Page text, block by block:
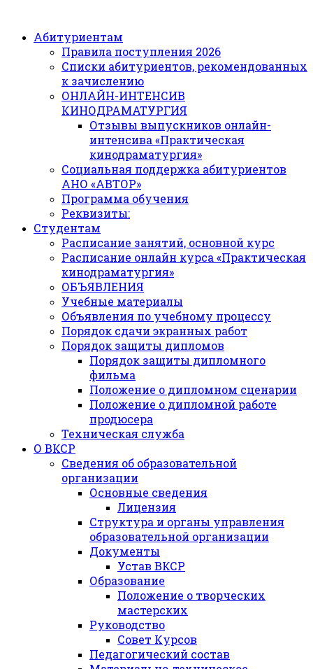
Абитуриентам
Правила поступления 2026
Списки абитуриентов, рекомендованных
к зачислению
ОНЛАЙН-ИНТЕНСИВ
КИНОДРАМАТУРГИЯ
Отзывы выпускников онлайн-
интенсива «Практическая
кинодраматургия»
Социальная поддержка абитуриентов
АНО «АВТОР»
Программа обучения
Реквизиты:
Студентам
Расписание занятий, основной курс
Расписание онлайн курса «Практическая
кинодраматургия»
ОБЪЯВЛЕНИЯ
Учебные материалы
Объявления по учебному процессу
Порядок сдачи экранных работ
Порядок защиты дипломов
Порядок защиты дипломного
фильма
Положение о дипломном сценарии
Положение о дипломной работе
продюсера
Техническая служба
О ВКСР
Сведения об образовательной
организации
Основные сведения
Лицензия
Структура и органы управления
образовательной организации
Документы
Устав ВКСР
Образование
Положение о творческих
мастерских
Руководство
Совет Курсов
Педагогический состав